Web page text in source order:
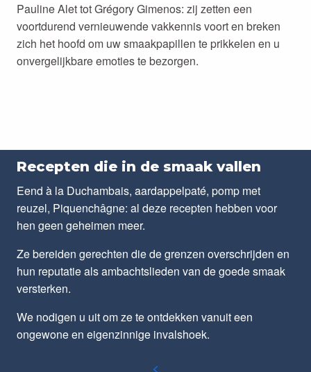
Pauline Alet tot Grégory Gimenos: zij zetten een
voortdurend vernieuwende vakkennis voort en breken
zich het hoofd om uw smaakpapillen te prikkelen en u
onvergelijkbare emoties te bezorgen.
Recepten die in de smaak vallen
Eend à la Duchambais, aardappelpaté, pomp met
reuzel, Piquenchâgne: al deze recepten hebben voor
hen geen geheimen meer.
Ze bereiden gerechten die de grenzen overschrijden en
hun reputatie als ambachtslieden van de goede smaak
versterken.
We nodigen u uit om ze te ontdekken vanuit een
ongewone en eigenzinnige invalshoek.